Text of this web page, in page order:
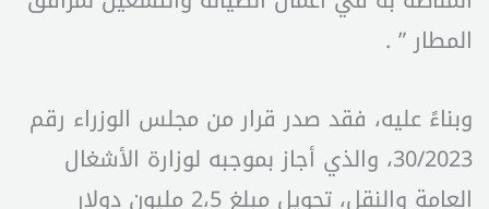
المطار ” .
وبناءً عليه، فقد صدر قرار من مجلس الوزراء رقم
30/2023، والذي أجاز بموجبه لوزارة الأشغال
العامة والنقل، تحويل مبلغ 2،5 مليون دولار